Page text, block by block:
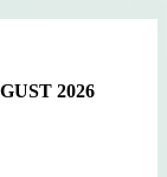
2026